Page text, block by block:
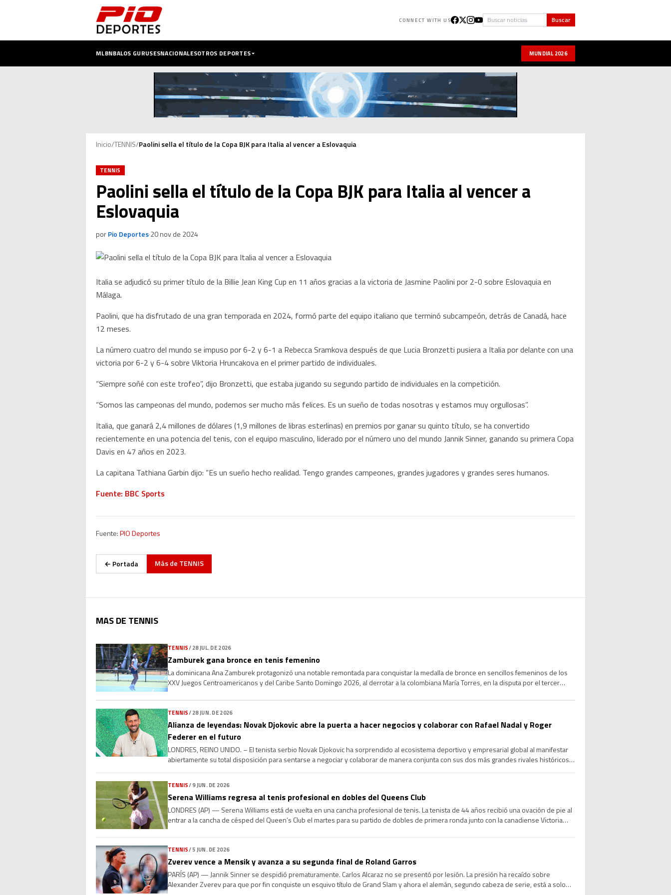
CONNECT WITH US Buscar Buscar
MLBNBALOS GURUSESNACIONALESOTROS DEPORTES MUNDIAL 2026
Inicio/TENNIS/Paolini sella el título de la Copa BJK para Italia al vencer a Eslovaquia
TENNIS
Paolini sella el título de la Copa BJK para Italia al vencer a
Eslovaquia
porPio Deportes·20 nov de 2024
Italia se adjudicó su primer título de la Billie Jean King Cup en 11 años gracias a la victoria de Jasmine Paolini por 2-0 sobre Eslovaquia en
Málaga.
Paolini, que ha disfrutado de una gran temporada en 2024, formó parte del equipo italiano que terminó subcampeón, detrás de Canadá, hace
12 meses.
La número cuatro del mundo se impuso por 6-2 y 6-1 a Rebecca Sramkova después de que Lucia Bronzetti pusiera a Italia por delante con una
victoria por 6-2 y 6-4 sobre Viktoria Hruncakova en el primer partido de individuales.
“Siempre soñé con este trofeo”, dijo Bronzetti, que estaba jugando su segundo partido de individuales en la competición.
“Somos las campeonas del mundo, podemos ser mucho más felices. Es un sueño de todas nosotras y estamos muy orgullosas”.
Italia, que ganará 2,4 millones de dólares (1,9 millones de libras esterlinas) en premios por ganar su quinto título, se ha convertido
recientemente en una potencia del tenis, con el equipo masculino, liderado por el número uno del mundo Jannik Sinner, ganando su primera Copa
Davis en 47 años en 2023.
La capitana Tathiana Garbin dijo: “Es un sueño hecho realidad. Tengo grandes campeones, grandes jugadores y grandes seres humanos.
Fuente: BBC Sports
Fuente:PIO Deportes
← Portada Más de TENNIS
MAS DE TENNIS
TENNIS/28 JUL. DE 2026
Zamburek gana bronce en tenis femenino
La dominicana Ana Zamburek protagonizó una notable remontada para conquistar la medalla de bronce en sencillos femeninos de los
XXV Juegos Centroamericanos y del Caribe Santo Domingo 2026, al derrotar a la colombiana María Torres, en la disputa por el tercer
TENNIS/28 JUN. DE 2026
Alianza de leyendas: Novak Djokovic abre la puerta a hacer negocios y colaborar con Rafael Nadal y Roger
Federer en el futuro
LONDRES, REINO UNIDO. – El tenista serbio Novak Djokovic ha sorprendido al ecosistema deportivo y empresarial global al manifestar
abiertamente su total disposición para sentarse a negociar y colaborar de manera conjunta con sus dos más grandes rivales históricos
TENNIS/9 JUN. DE 2026
Serena Williams regresa al tenis profesional en dobles del Queens Club
LONDRES (AP) — Serena Williams está de vuelta en una cancha profesional de tenis. La tenista de 44 años recibió una ovación de pie al
entrar a la cancha de césped del Queen’s Club el martes para su partido de dobles de primera ronda junto con la canadiense Victoria
TENNIS/5 JUN. DE 2026
Zverev vence a Mensik y avanza a su segunda final de Roland Garros
PARÍS (AP) — Jannik Sinner se despidió prematuramente. Carlos Alcaraz no se presentó por lesión. La presión ha recaído sobre
Alexander Zverev para que por fin conquiste un esquivo título de Grand Slam y ahora el alemán, segundo cabeza de serie, está a solo